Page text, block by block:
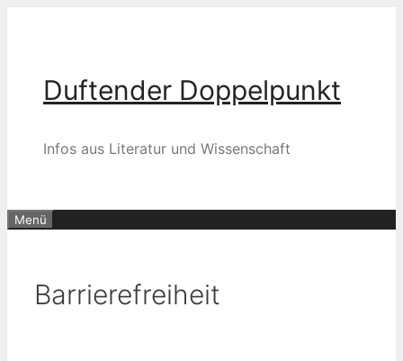
Duftender Doppelpunkt
Infos aus Literatur und Wissenschaft
Menü
Barrierefreiheit